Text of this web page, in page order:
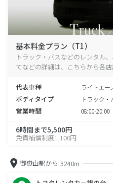
基本料金プラン（T1）
トラック・バスなどのレンタル
てなどの詳細は、こちらから各店
代表車種 ライトエー
ボディタイプ トラック
営業時間 08:00-20:00
6時間まで5,500円
免責補償制度1,100円
御嶽山駅から 3240m